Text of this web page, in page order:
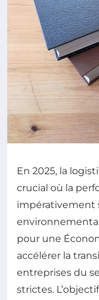
En 2025, la
crucial où la
impérativement
pour une
accélérer la
entreprises du
strictes.